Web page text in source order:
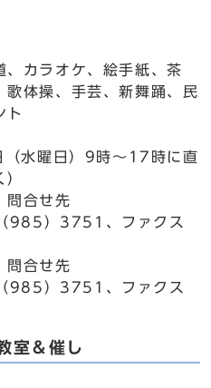
、カラオケ、絵手紙、茶
歌体操、手芸、新舞踊、民
ト
水曜日）9時～17時に直
合せ先
985）3751、ファクス
合せ先
985）3751、ファクス
室＆催し